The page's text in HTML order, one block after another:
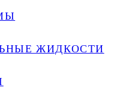
ЖИДКОСТИ